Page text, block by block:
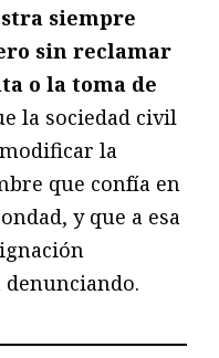
siempre
sin reclamar
o la toma de
la sociedad civil
la
que confía en
y que a esa
denunciando.